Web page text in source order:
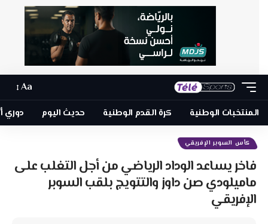
Aa
المنتخبات الوطنية كرة القدم الوطنية حديث اليوم دوري
كأس السوبر الإفريقي
فاخر يساعد الوداد الرياضي من أجل التغلب على
ماميلودي صن داوز والتتويج بلقب السوبر
الإفريقي